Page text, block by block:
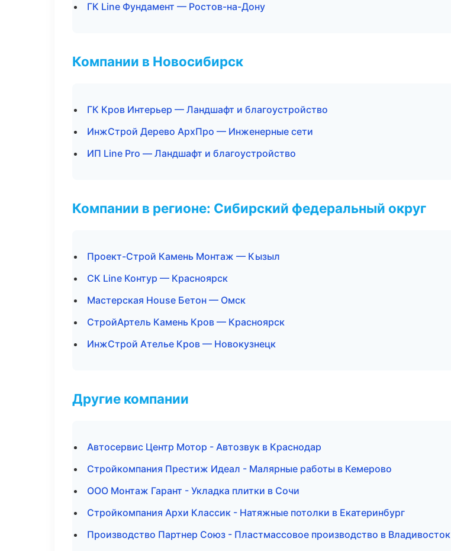
ГК Line Фундамент — Ростов-на-Дону
Компании в Новосибирск
ГК Кров Интерьер — Ландшафт и благоустройство
ИнжСтрой Дерево АрхПро — Инженерные сети
ИП Line Pro — Ландшафт и благоустройство
Компании в регионе: Сибирский федеральный округ
Проект-Строй Камень Монтаж — Кызыл
СК Line Контур — Красноярск
Мастерская House Бетон — Омск
СтройАртель Камень Кров — Красноярск
ИнжСтрой Ателье Кров — Новокузнецк
Другие компании
Автосервис Центр Мотор - Автозвук в Краснодар
Стройкомпания Престиж Идеал - Малярные работы в Кемерово
ООО Монтаж Гарант - Укладка плитки в Сочи
Стройкомпания Архи Классик - Натяжные потолки в Екатеринбург
Производство Партнер Союз - Пластмассовое производство в Владивосток